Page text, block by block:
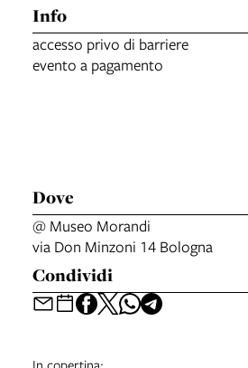
Info
accesso privo di barriere
evento a pagamento
Dove
@ Museo Morandi
via Don Minzoni 14 Bologna
Condividi